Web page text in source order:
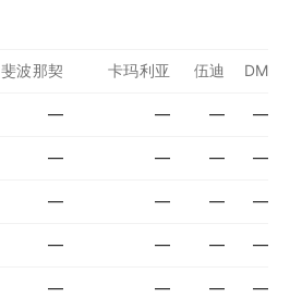
斐波那契 卡玛利亚 伍迪 DM
— — — —
— — — —
— — — —
— — — —
— — — —